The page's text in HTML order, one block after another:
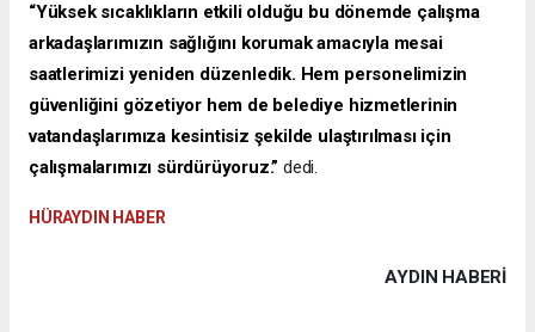
“Yüksek sıcaklıkların etkili olduğu bu dönemde çalışma
arkadaşlarımızın sağlığını korumak amacıyla mesai
saatlerimizi yeniden düzenledik. Hem personelimizin
güvenliğini gözetiyor hem de belediye hizmetlerinin
vatandaşlarımıza kesintisiz şekilde ulaştırılması için
çalışmalarımızı sürdürüyoruz.” dedi.
HÜRAYDIN HABER
AYDIN HABERİ